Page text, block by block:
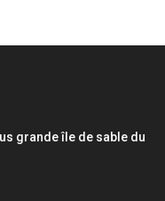
grande île de sable du